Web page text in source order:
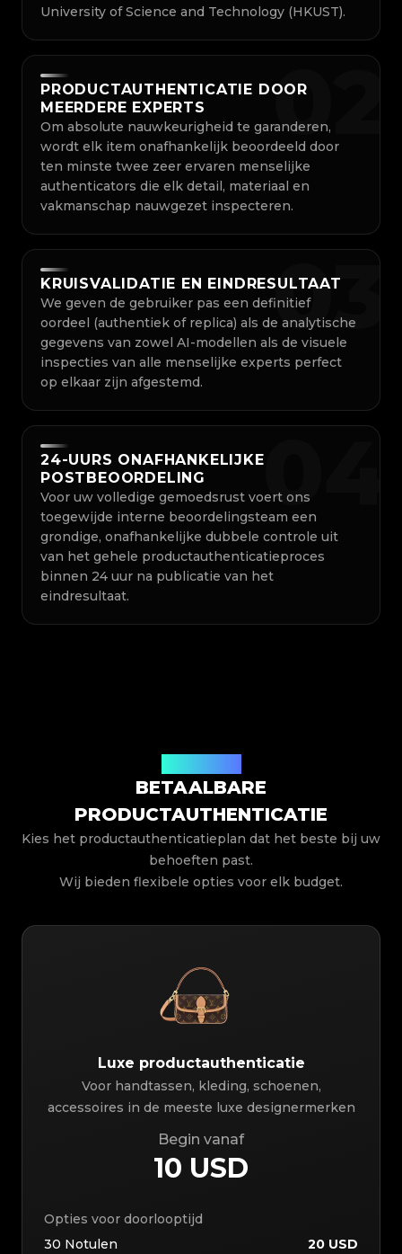
University of Science and Technology (HKUST).
0 2
PRODUCTAUTHENTICATIE DOOR
MEERDERE EXPERTS
Om absolute nauwkeurigheid te garanderen,
wordt elk item onafhankelijk beoordeeld door
ten minste twee zeer ervaren menselijke
authenticators die elk detail, materiaal en
vakmanschap nauwgezet inspecteren.
03
KRUISVALIDATIE EN EINDRESULTAAT
We geven de gebruiker pas een definitief
oordeel (authentiek of replica) als de analytische
gegevens van zowel AI-modellen als de visuele
inspecties van alle menselijke experts perfect
op elkaar zijn afgestemd.
0 4
24-UURS ONAFHANKELIJKE
POSTBEOORDELING
Voor uw volledige gemoedsrust voert ons
toegewijde interne beoordelingsteam een ​​
grondige, onafhankelijke dubbele controle uit
van het gehele productauthenticatieproces
binnen 24 uur na publicatie van het
eindresultaat.
BETAALBARE
PRODUCTAUTHENTICATIE
Kies het productauthenticatieplan dat het beste bij uw
behoeften past.
Wij bieden flexibele opties voor elk budget.
Luxe productauthenticatie
Voor handtassen, kleding, schoenen,
accessoires in de meeste luxe designermerken
Begin vanaf
10 USD
Opties voor doorlooptijd
30 Notulen
20 USD